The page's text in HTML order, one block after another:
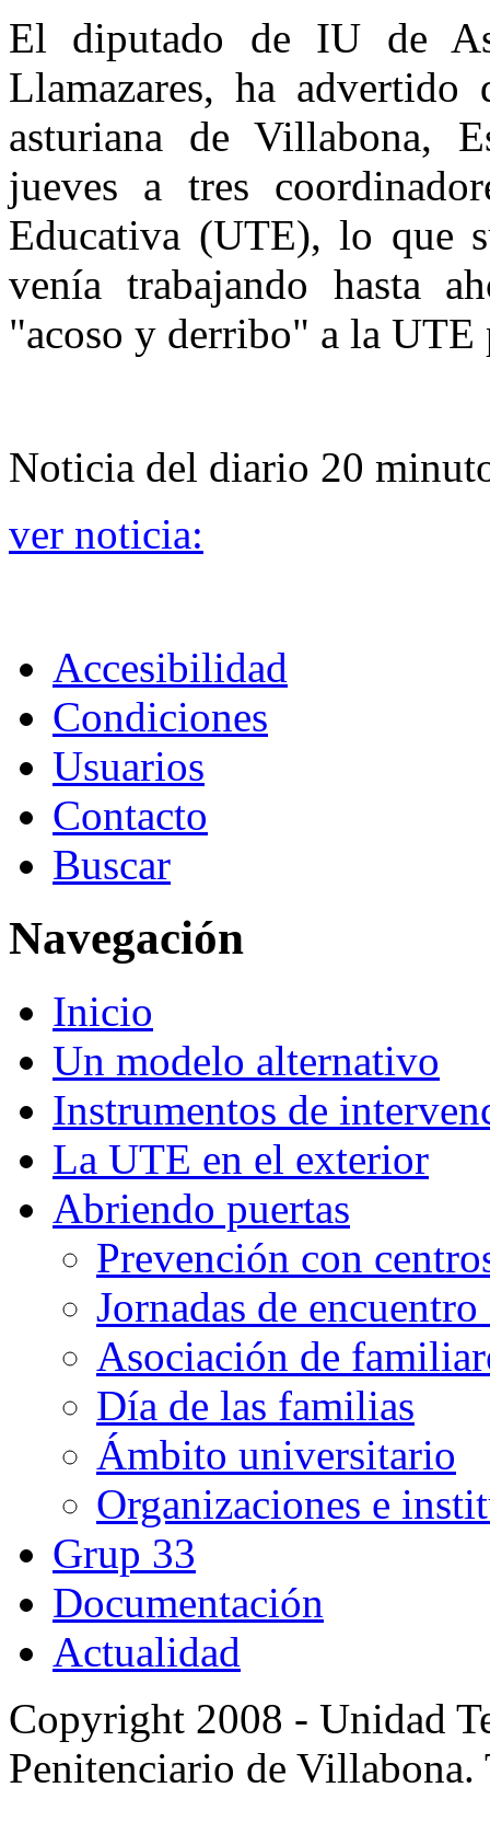
El diputado de IU de
Llamazares, ha
asturiana de Villabona,
jueves a tres
Educativa (UTE), lo que
venía trabajando hasta
"acoso y derribo" a la
Noticia del diario 20
ver noticia:
Accesibilidad
Condiciones
Usuarios
Contacto
Buscar
Navegación
Inicio
Un modelo alternativo
Instrumentos de
La UTE en el exterior
Abriendo puertas
Prevención con
Jornadas de
Asociación de
Día de las familias
Ámbito universitario
Organizaciones e
Grup 33
Documentación
Actualidad
Copyright 2008 - Unidad
Penitenciario de Villabona.